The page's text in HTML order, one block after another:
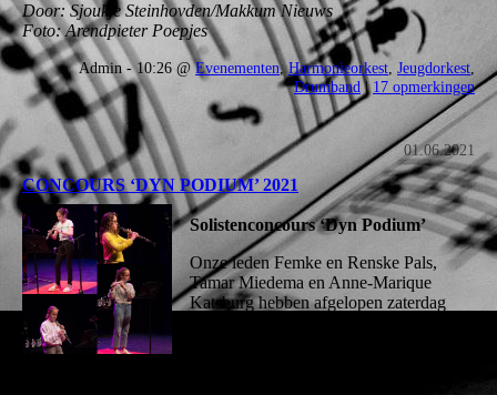
Door: Sjoukje Steinhovden/Makkum Nieuws
Foto: Arendpieter Poepjes
Admin - 10:26 @Evenementen,Harmonieorkest, Jeugdorkest,
Drumband|17 opmerkingen
01.06.2021
CONCOURS ‘DYN PODIUM’ 2021
Solistenconcours ‘Dyn Podium’
Onze leden Femke en Renske Pals,
Tamar Miedema en Anne-Marique
Katsburg hebben afgelopen zaterdag